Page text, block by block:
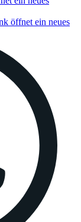
öffnet ein neues